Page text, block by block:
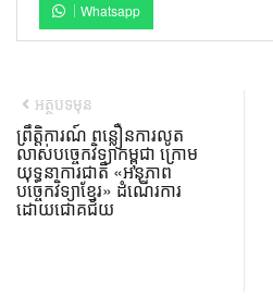
Whatsapp
អត្ថបទមុន
ព្រឹត្តិការណ៍ ពន្លឿនការលូត
លាស់បច្ចេកវិទ្យាកម្ពុជា ក្រោម
យុទ្ធនាការជាតិ «អនុភាព
បច្ចេកវិទ្យាខ្មែរ» ដំណើរការ
ដោយជោគជ័យ